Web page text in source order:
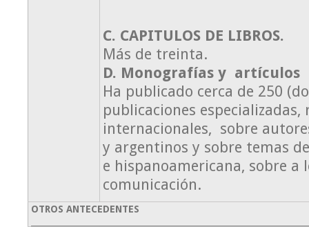
C. CAPITULOS DE LIBROS.
Más de treinta.
D. Monografías y artículos
Ha publicado cerca de 250
publicaciones especializadas,
internacionales, sobre
y argentinos y sobre temas
e hispanoamericana, sobre a
comunicación.
OTROS ANTECEDENTES